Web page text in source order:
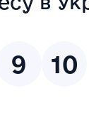
Державні
діяльності з
засобами